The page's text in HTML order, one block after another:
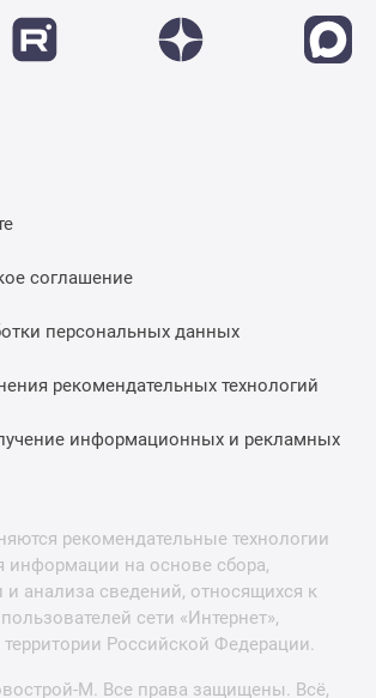
соглашение
персональных данных
рекомендательных технологий
информационных и рекламных
рекомендательные технологии
информации на основе сбора,
и анализа сведений, относящихся к
сети «Интернет»,
Российской Федерации.
М. Все права защищены. Всё,